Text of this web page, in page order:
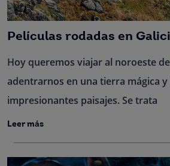
Películas rodadas en
Hoy queremos viajar al noroeste
adentrarnos en una tierra mágica y
impresionantes paisajes. Se trata
Leer más